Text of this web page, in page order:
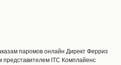
Грузоперевозки
паромов онлайн Директ Ферриз
ITC Комплайенс